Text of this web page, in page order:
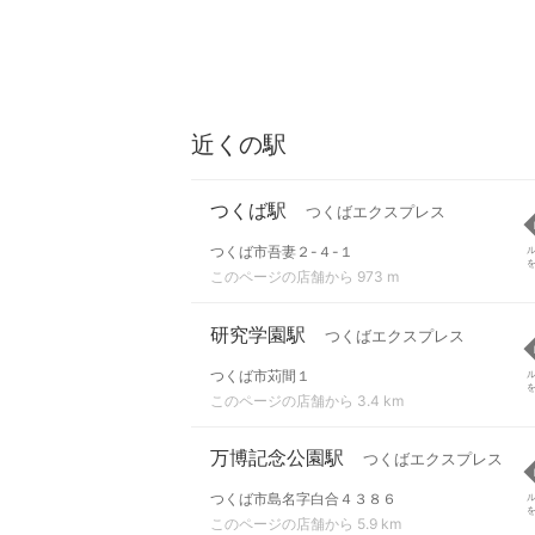
近くの駅
つくば駅 つくばエクスプレス
つくば市吾妻２-４-１
このページの店舗から 973 m
研究学園駅 つくばエクスプレス
つくば市苅間１
このページの店舗から 3.4 km
万博記念公園駅 つくばエクスプレス
つくば市島名字白合４３８６
このページの店舗から 5.9 km